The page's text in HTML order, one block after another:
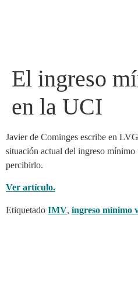
El ingreso
en la UCI
Javier de Cominges escribe en
situación actual del ingreso
percibirlo.
Ver artículo.
Etiquetado IMV, ingreso mínimo